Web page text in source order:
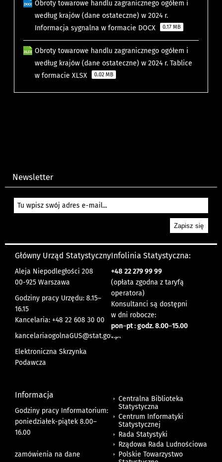
Obroty towarowe handlu zagranicznego ogółem i
według krajów (dane ostateczne) w 2024 r.
Informacja sygnalna w formacie DOCX
0.17 MB
Obroty towarowe handlu zagranicznego ogółem i
według krajów (dane ostateczne) w 2024 r. Tablice
w formacie XLSX
0.02 MB
Newsletter
Główny Urząd Statystyczny
Aleja Niepodległości 208
00-925 Warszawa
Godziny pracy Urzędu: 8.15–
16.15
Kancelaria: +48 22 608 30 00
kancelariaogolnaGUS@stat.gov.pl
Elektroniczna Skrzynka
Podawcza
Infolinia Statystyczna:
+48 22 279 99 99
(opłata zgodna z taryfą
operatora)
Konsultanci są dostępni
w dni robocze:
pon–pt : godz. 8.00–15.00
Informacja
Godziny pracy Informatorium:
poniedziałek-piątek 8.00–
16.00
zamówienia na dane
Centralna Biblioteka
Statystyczna
Centrum Informatyki
Statystycznej
Rada Statystyki
Rządowa Rada Ludnościowa
Polskie Towarzystwo